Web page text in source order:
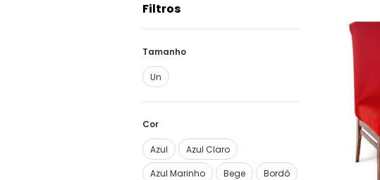
Filtros
Tamanho
Un
Cor
Azul
Azul Claro
Azul Marinho
Bege
Bordô